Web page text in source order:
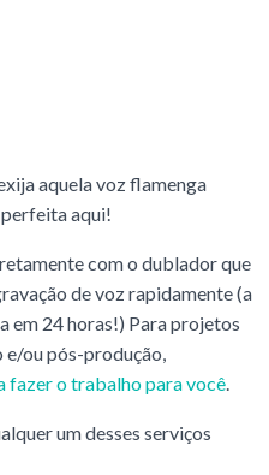
aquela voz flamenga
aqui!
com o dublador que
de voz rapidamente (a
em 24 horas!) Para projetos
ou pós-produção,
fazer o trabalho para você.
um desses serviços